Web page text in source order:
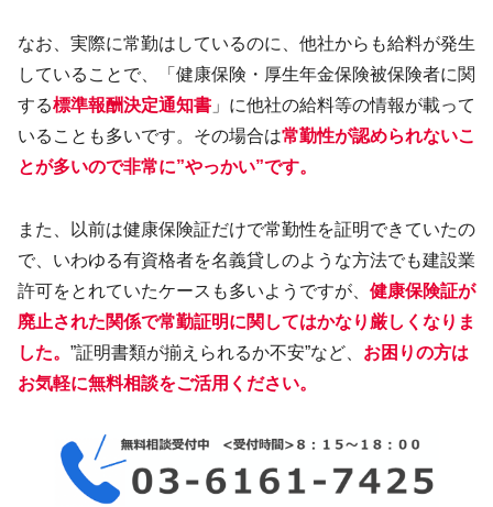
なお、実際に常勤はしているのに、他社からも給料が発生
していることで、「健康保険・厚生年金保険被保険者に関
する標準報酬決定通知書 」に他社の給料等の情報が載って
いることも多いです。その場合は常勤性が認められないこ
とが多いので非常に”やっかい”です。
また、以前は健康保険証だけで常勤性を証明できていたの
で、いわゆる有資格者を名義貸しのような方法でも建設業
許可をとれていたケースも多いようですが、 健康保険証が
廃止された関係で常勤証明に関してはかなり厳しくなりま
した。 ”証明書類が揃えられるか不安”など、 お困りの方は
お気軽に無料相談をご活用ください。